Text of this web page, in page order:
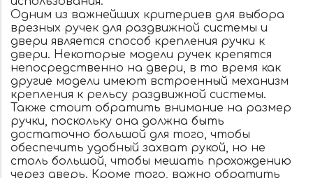
Одним из важнейших критериев для выбора
врезных ручек для раздвижной системы и
двери является способ крепления ручки к
двери. Некоторые модели ручек крепятся
непосредственно на двери, в то время как
другие модели имеют встроенный механизм
крепления к рельсу раздвижной системы.
Также стоит обратить внимание на размер
ручки, поскольку она должна быть
достаточно большой для того, чтобы
обеспечить удобный захват рукой, но не
столь большой, чтобы мешать прохождению
через дверь. Кроме того, важно обратить